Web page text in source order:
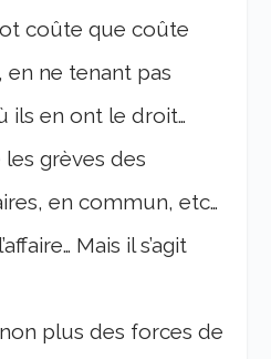
coûte que coûte
en ne tenant pas
ils en ont le droit…
grèves des
en commun, etc…
Mais il s’agit
plus des forces de